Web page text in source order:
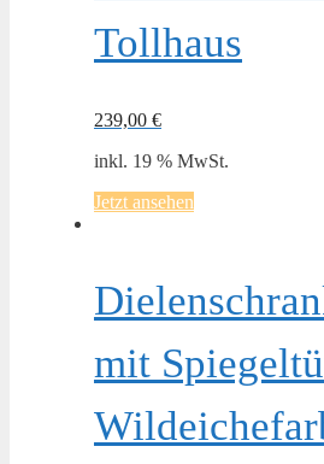
Tollhaus
239,00 €
inkl. 19 % MwSt.
Jetzt ansehen
mit